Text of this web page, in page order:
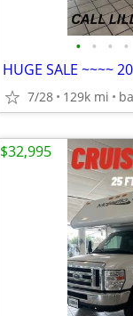
• • • •
HUGE SALE ~~~~
7/28 129k mi
$32,995